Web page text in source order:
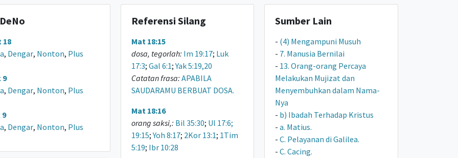
18
, Dengar, Nonton, Plus
9
, Dengar, Nonton, Plus
9
, Dengar, Nonton, Plus
Referensi Silang
Mat 18:15
dosa, tegorlah: Im 19:17; Luk
17:3; Gal 6:1;Yak 5:19,20
Catatan frasa: APABILA
SAUDARAMU BERBUAT DOSA.
Mat 18:16
orang saksi,: Bil 35:30; Ul 17:6;
19:15;Yoh 8:17; 2Kor 13:1; 1Tim
5:19; Ibr 10:28
Sumber Lain
- (4) Mengampuni Musuh
- 7. Manusia Bernilai
- 13. Orang-orang Percaya
Melakukan Mujizat dan
Menyembuhkan dalam Nama-
Nya
- b) Ibadah Terhadap Kristus
-a. Matius.
-C. Pelayanan di Galilea.
-C. Cacing.